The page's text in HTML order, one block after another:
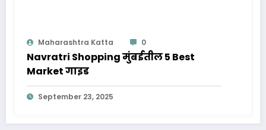
Maharashtra Katta 0
Navratri Shopping मुंबईतील 5 Best
Market गाइड
September 23, 2025